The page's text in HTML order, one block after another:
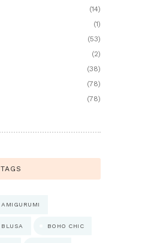
(14)
(1)
(53)
(2)
(38)
(78)
(78)
TAGS
AMIGURUMI
BLUSA BOHO CHIC